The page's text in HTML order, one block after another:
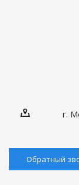
г.
Обратный